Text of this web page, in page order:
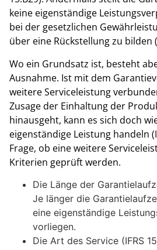
keine eigenständige
bei der gesetzlichen
über eine Rückstellung zu bilden
Wo ein Grundsatz ist, besteht
Ausnahme. Ist mit dem
weitere Serviceleistung
Zusage der Einhaltung der
hinausgeht, kann es sich doch
eigenständige Leistung handeln
Frage, ob eine weitere
Kriterien geprüft werden.
Die Länge der
Je länger die
eine eigenständige
vorliegen.
Die Art des Service (IFRS